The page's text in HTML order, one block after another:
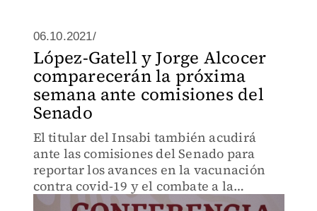
06.10.2021/
López-Gatell y Jorge Alcocer
comparecerán la próxima
semana ante comisiones del
Senado
El titular del Insabi también acudirá
ante las comisiones del Senado para
reportar los avances en la vacunación
contra covid-19 y el combate a la
pandemia.